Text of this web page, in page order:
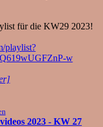
für die KW29 2023!
playlist?
w
2023 - KW 27